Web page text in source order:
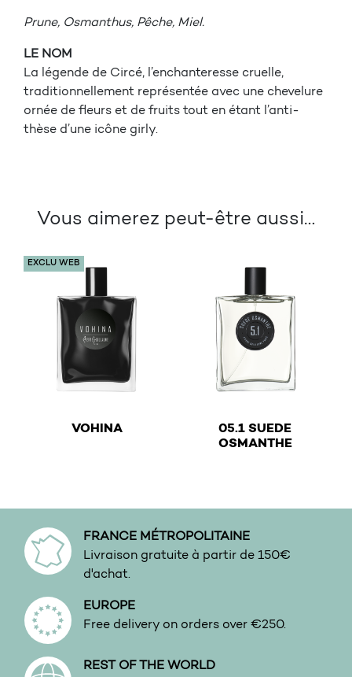
Prune, Osmanthus, Pêche, Miel.
LE NOM
La légende de Circé, l’enchanteresse cruelle,
traditionnellement représentée avec une chevelure
ornée de fleurs et de fruits tout en étant l’anti-
thèse d’une icône girly.
Vous aimerez peut-être aussi…
EXCLU WEB
VOHINA
05.1 SUEDE
OSMANTHE
€
FRANCE MÉTROPOLITAINE
Livraison gratuite à partir de 150€
d'achat.
EUROPE
Free delivery on orders over €250.
REST OF THE WORLD